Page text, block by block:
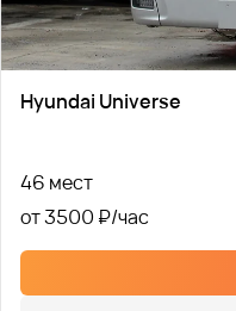
Hyundai Universe
46 мест
от 3500 ₽